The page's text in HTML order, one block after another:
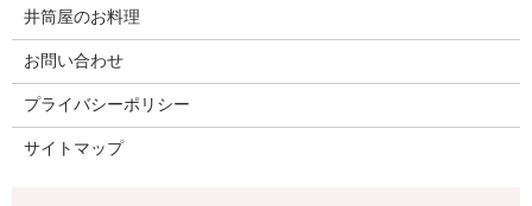
井筒屋のお料理
お問い合わせ
プライバシーポリシー
サイトマップ